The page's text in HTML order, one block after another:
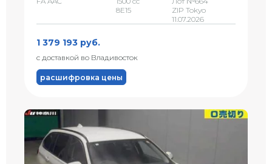
8E15
ZIP Tokyo
11.07.2026
1 379 193 руб.
с доставкой во Владивосток
расшифровка цены